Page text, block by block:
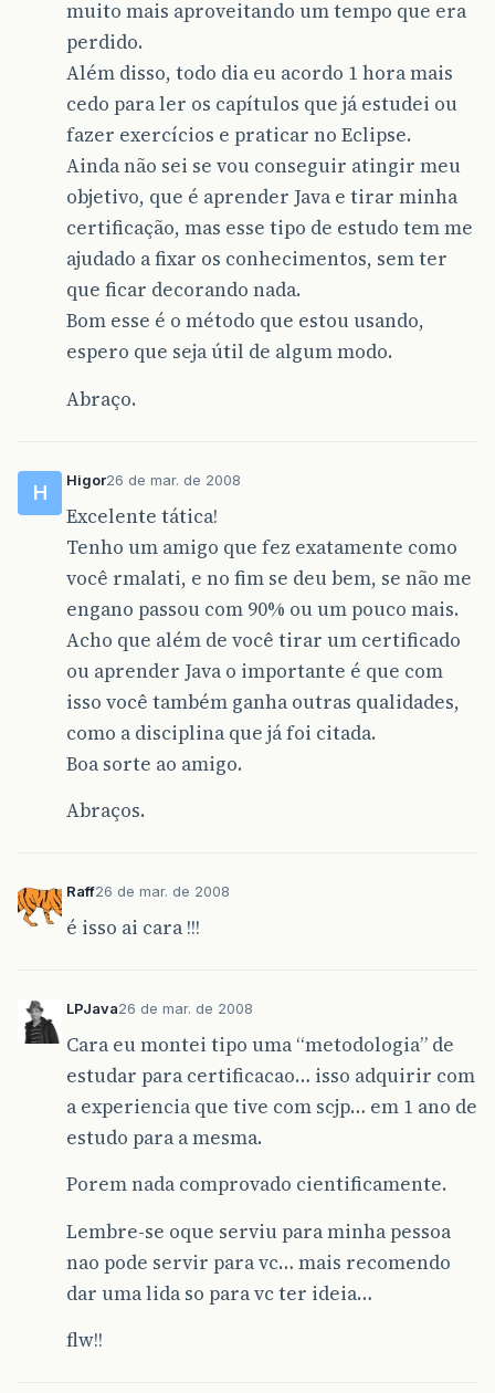
muito mais aproveitando um tempo que era
perdido.
Além disso, todo dia eu acordo 1 hora mais
cedo para ler os capítulos que já estudei ou
fazer exercícios e praticar no Eclipse.
Ainda não sei se vou conseguir atingir meu
objetivo, que é aprender Java e tirar minha
certificação, mas esse tipo de estudo tem me
ajudado a fixar os conhecimentos, sem ter
que ficar decorando nada.
Bom esse é o método que estou usando,
espero que seja útil de algum modo.
Abraço.
H
Higor26 de mar. de 2008
Excelente tática!
Tenho um amigo que fez exatamente como
você rmalati, e no fim se deu bem, se não me
engano passou com 90% ou um pouco mais.
Acho que além de você tirar um certificado
ou aprender Java o importante é que com
isso você também ganha outras qualidades,
como a disciplina que já foi citada.
Boa sorte ao amigo.
Abraços.
Raff26 de mar. de 2008
é isso ai cara !!!
LPJava26 de mar. de 2008
Cara eu montei tipo uma “metodologia” de
estudar para certificacao… isso adquirir com
a experiencia que tive com scjp… em 1 ano de
estudo para a mesma.
Porem nada comprovado cientificamente.
Lembre-se oque serviu para minha pessoa
nao pode servir para vc… mais recomendo
dar uma lida so para vc ter ideia…
flw!!